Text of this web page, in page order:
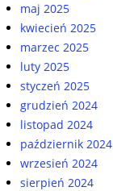
maj 2025
kwiecień 2025
marzec 2025
luty 2025
styczeń 2025
grudzień 2024
listopad 2024
październik 2024
wrzesień 2024
sierpień 2024